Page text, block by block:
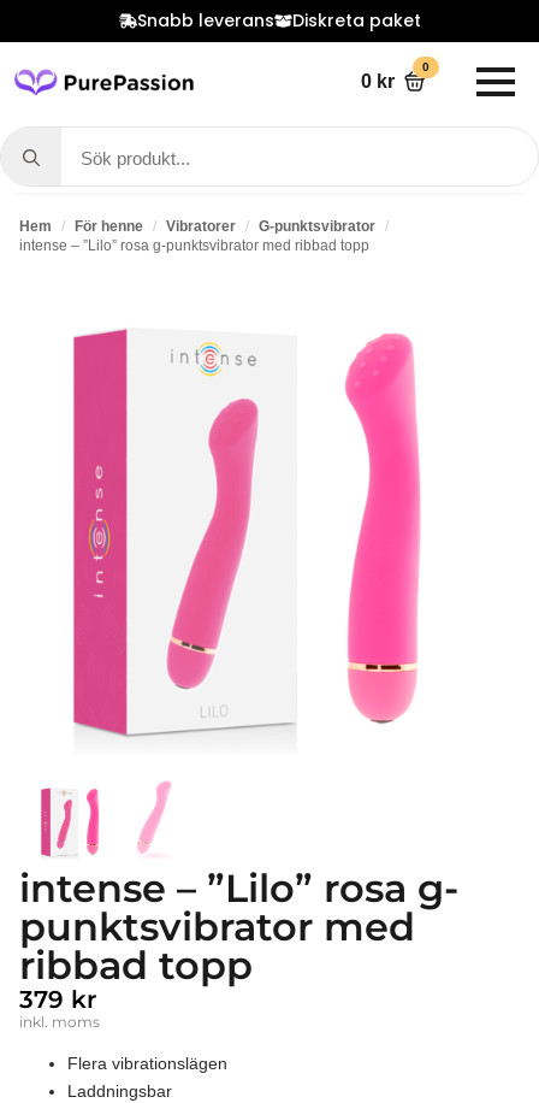
Snabb leverans Diskreta paket
0 kr
0
Search
for:
Hem För henne Vibratorer
G-punktsvibrator
intense – ”Lilo” rosa g-punktsvibrator med ribbad topp
intense – ”Lilo” rosa g-
punktsvibrator med
ribbad topp
379 kr
inkl. moms
Flera vibrationslägen
Laddningsbar